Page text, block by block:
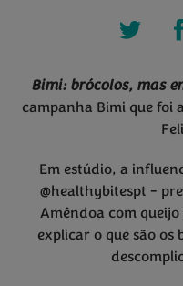
Bimi: brócolos, mas
campanha Bimi que foi
Em estúdio, a
@healthybitespt -
Amêndoa com
explicar o que são os